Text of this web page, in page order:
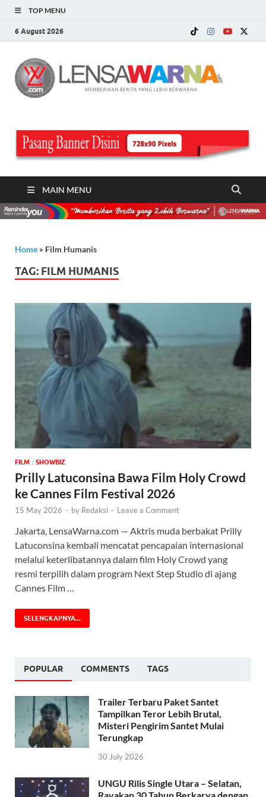
TOP MENU
6 August 2026
MAIN MENU
Home » Film Humanis
TAG: FILM HUMANIS
FILM / ‎SHOWBIZ
Prilly Latuconsina Bawa Film Holy Crowd
ke Cannes Film Festival 2026
15 May 2026 - by Redaksi - Leave a Comment
Jakarta, LensaWarna.com — Aktris muda berbakat Prilly
Latuconsina kembali mencatat pencapaian internasional
melalui keterlibatannya dalam film Holy Crowd yang
resmi terpilih dalam program Next Step Studio di ajang
Cannes Film …
SELENGKAPNYA...
POPULAR COMMENTS TAGS
Trailer Terbaru Paket Santet
Tampilkan Teror Lebih Brutal,
Misteri Pengirim Santet Mulai
Terungkap
30 July 2026
UNGU Rilis Single Utara – Selatan,